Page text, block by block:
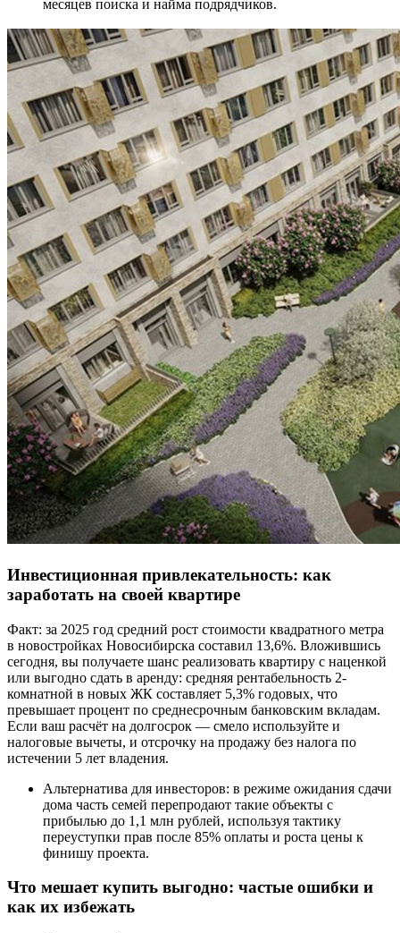
месяцев поиска и найма подрядчиков.
Инвестиционная привлекательность: как
заработать на своей квартире
Факт: за 2025 год средний рост стоимости квадратного метра
в новостройках Новосибирска составил 13,6%. Вложившись
сегодня, вы получаете шанс реализовать квартиру с наценкой
или выгодно сдать в аренду: средняя рентабельность 2-
комнатной в новых ЖК составляет 5,3% годовых, что
превышает процент по среднесрочным банковским вкладам.
Если ваш расчёт на долгосрок — смело используйте и
налоговые вычеты, и отсрочку на продажу без налога по
истечении 5 лет владения.
Альтернатива для инвесторов: в режиме ожидания сдачи
дома часть семей перепродают такие объекты с
прибылью до 1,1 млн рублей, используя тактику
переуступки прав после 85% оплаты и роста цены к
финишу проекта.
Что мешает купить выгодно: частые ошибки и
как их избежать